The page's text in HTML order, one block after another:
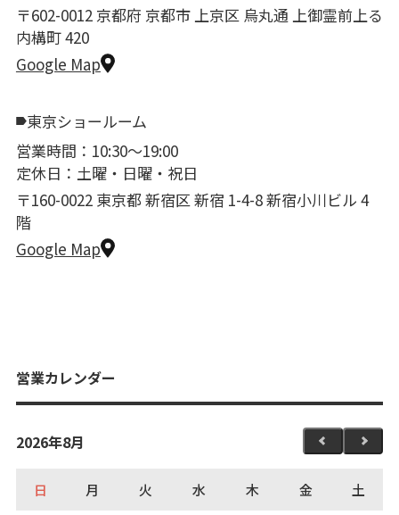
〒602-0012 京都府 京都市 上京区 烏丸通 上御霊前上る
内構町 420
Google Map
東京ショールーム
営業時間：10:30〜19:00
定休日：土曜・日曜・祝日
〒160-0022 東京都 新宿区 新宿 1-4-8 新宿小川ビル 4
階
Google Map
営業カレンダー
2026年8月
日 月 火 水 木 金 土